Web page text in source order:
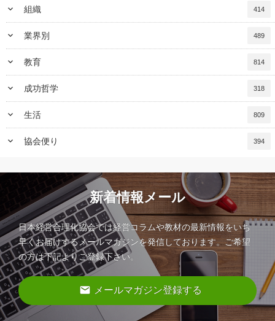
keyboard_arrow_down 組織 414
keyboard_arrow_down 業界別 489
keyboard_arrow_down 教育 814
keyboard_arrow_down 成功哲学 318
keyboard_arrow_down 生活 809
keyboard_arrow_down 協会便り 394
新着情報メール
日本経営合理化協会では経営コラムや教材の最新情報をいち
早くお届けするメールマガジンを発信しております。ご希望
の方は下記よりご登録下さい。
email メールマガジン登録する